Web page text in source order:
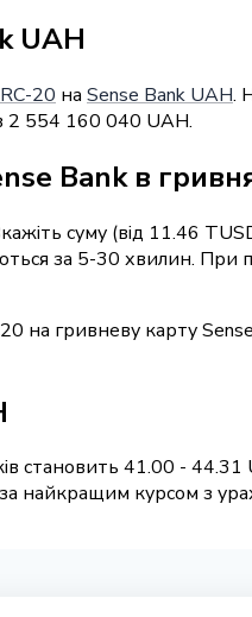
UAH
20 на Sense Bank UAH.
2 554 160 040 UAH.
Bank в
суму (від 11.46
за 5-30 хвилин.
на гривневу карту
становить 41.00 -
найкращим курсом з